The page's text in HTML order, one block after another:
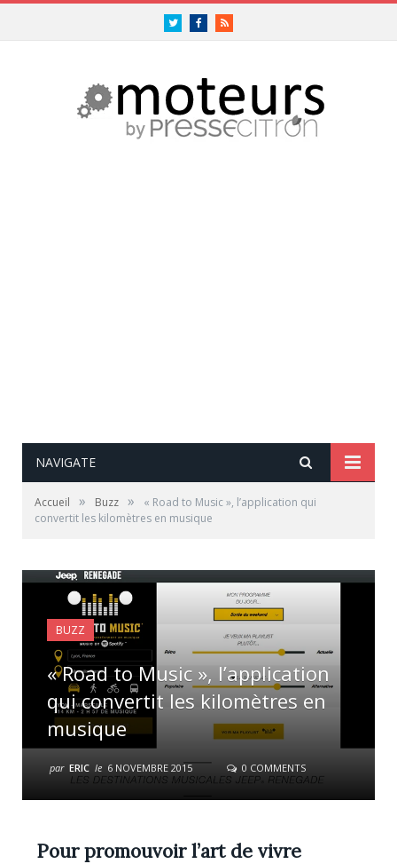
TwitterFacebookRSS
NAVIGATE
Accueil » Buzz »
« Road to Music », l’application qui
convertit les kilomètres en musique
BUZZ
« Road to Music », l’application
qui convertit les kilomètres en
musique
par ERIC le 6 NOVEMBRE 2015 0 COMMENTS
Pour promouvoir l’art de vivre